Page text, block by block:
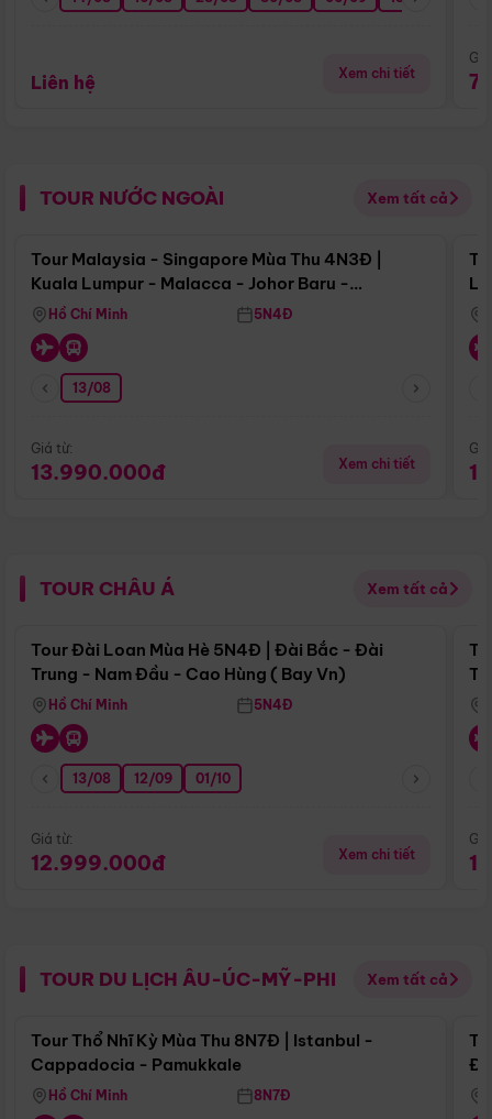
Liên hệ Xem chi tiết
TOUR NƯỚC NGOÀI Xem tất cả
Điểm nổi bật
Tour Malaysia - Singapore Mùa Thu 4N3Đ |
Kuala Lumpur - Malacca - Johor Baru -
Singapore
Hồ Chí Minh 5N4Đ
13/08
Giá từ:
13.990.000đ Xem chi tiết
TOUR CHÂU Á Xem tất cả
Điểm nổi bật
Tour Đài Loan Mùa Hè 5N4Đ | Đài Bắc - Đài
Trung - Nam Đầu - Cao Hùng ( Bay Vn)
Hồ Chí Minh 5N4Đ
13/08 12/09 01/10
Giá từ:
12.999.000đ Xem chi tiết
TOUR DU LỊCH ÂU-ÚC-MỸ-PHI Xem tất cả
Điểm nổi bật
Tour Thổ Nhĩ Kỳ Mùa Thu 8N7Đ | Istanbul -
Cappadocia - Pamukkale
Hồ Chí Minh 8N7Đ